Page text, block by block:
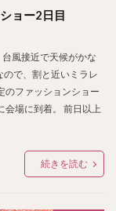
ョー2日目
風接近で天候がかな
ので、割と近いミラレ
のファッションショー
場に到着。 前日以上
続きを読む